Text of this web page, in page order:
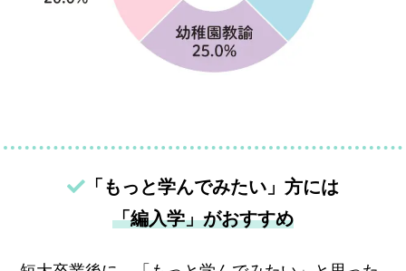
「もっと学んでみたい」方には
「編入学」がおすすめ